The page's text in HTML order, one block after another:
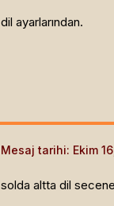
dil ayarlarından.
Mesaj tarihi: Ekim
solda altta dil